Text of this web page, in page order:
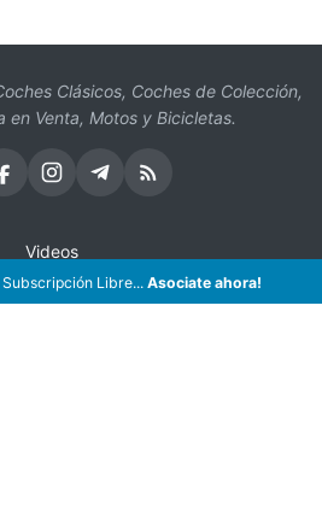
Clásicos, Coches de Colección,
en Venta, Motos y Bicicletas.
Videos
Oficios
Libre... Asociate ahora!